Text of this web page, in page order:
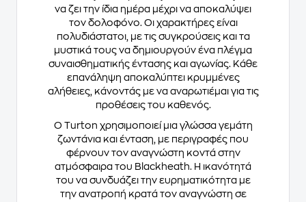
να ζει την ίδια ημέρα μέχρι να αποκαλύψει
τον δολοφόνο. Οι χαρακτήρες είναι
πολυδιάστατοι, με τις συγκρούσεις και τα
μυστικά τους να δημιουργούν ένα πλέγμα
συναισθηματικής έντασης και αγωνίας. Κάθε
επανάληψη αποκαλύπτει κρυμμένες
αλήθειες, κάνοντάς με να αναρωτιέμαι για τις
προθέσεις του καθενός.
Ο Turton χρησιμοποιεί μια γλώσσα γεμάτη
ζωντάνια και ένταση, με περιγραφές που
φέρνουν τον αναγνώστη κοντά στην
ατμόσφαιρα του Blackheath. Η ικανότητά
του να συνδυάζει την ευρηματικότητα με
την ανατροπή κρατά τον αναγνώστη σε